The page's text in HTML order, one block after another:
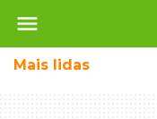
menu
Mais lidas